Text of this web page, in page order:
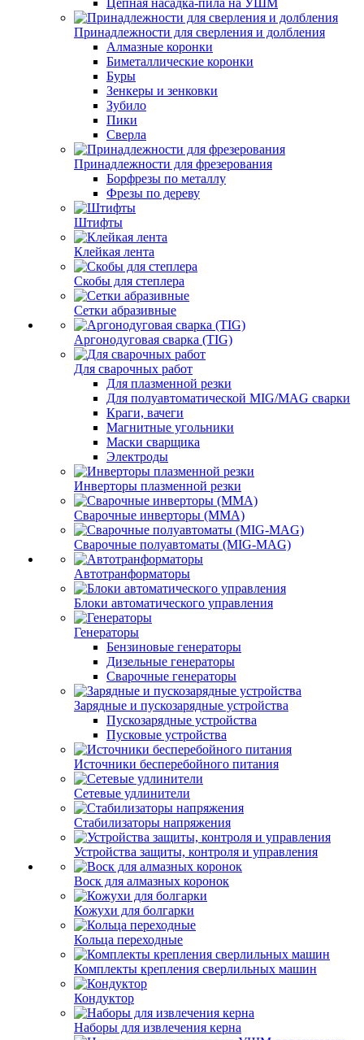
Цепная насадка-пила на УШМ
Принадлежности для сверления и долбления
Алмазные коронки
Биметаллические коронки
Буры
Зенкеры и зенковки
Зубило
Пики
Сверла
Принадлежности для фрезерования
Борфрезы по металлу
Фрезы по дереву
Штифты
Клейкая лента
Скобы для степлера
Сетки абразивные
Аргонодуговая сварка (TIG)
Для сварочных работ
Для плазменной резки
Для полуавтоматической MIG/MAG сварки
Краги, вачеги
Магнитные угольники
Маски сварщика
Электроды
Инверторы плазменной резки
Сварочные инверторы (MMA)
Сварочные полуавтоматы (MIG-MAG)
Автотранформаторы
Блоки автоматического управления
Генераторы
Бензиновые генераторы
Дизельные генераторы
Сварочные генераторы
Зарядные и пускозарядные устройства
Пускозарядные устройства
Пусковые устройства
Источники бесперебойного питания
Сетевые удлинители
Стабилизаторы напряжения
Устройства защиты, контроля и управления
Воск для алмазных коронок
Кожухи для болгарки
Кольца переходные
Комплекты крепления сверлильных машин
Кондуктор
Наборы для извлечения керна